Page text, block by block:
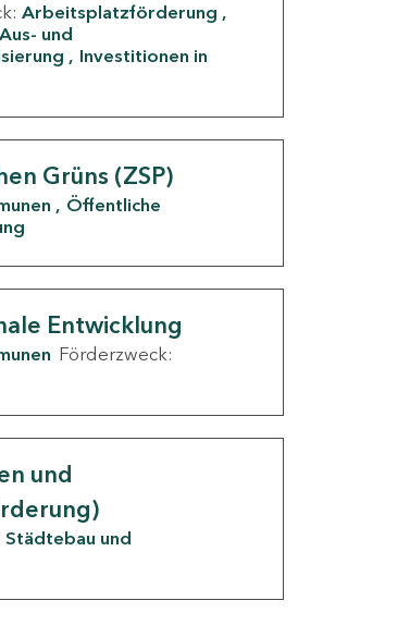
Arbeitsplatzförderung
und
Investitionen in
Grüns (ZSP)
Öffentliche
Entwicklung
Förderzweck:
und
Städtebau und